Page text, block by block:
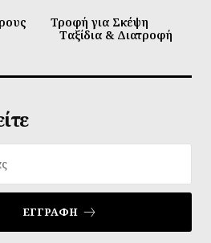
Τροφή για Σκέψη
Ταξίδια & Διατροφή
ΕΓΓΡΑΦΉ